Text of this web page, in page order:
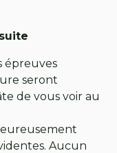
épreuves
seront
de vous voir au
Aucun
Pro-Shop,